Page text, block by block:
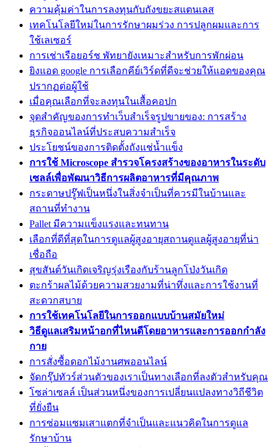
ความคุ้มค่าในการลงทุนกับถังขยะสแตนเลส
เทคโนโลยีใหม่ในการรักษาผมร่วง การปลูกผมและการ
ใช้เลเซอร์
การเช่าเรือยอร์ช พัทยายังเหมาะสำหรับการพักผ่อน
ยิงแอด google การเลือกคีย์เวิร์ดที่ดีจะช่วยให้แอดของคุณ
ปรากฏต่อผู้ใช้
เมื่อคุณเลือกที่จะลงทุนในเสื้อคอปก
จุดสำคัญของการทำเว็บสำเร็จรูปขายของ: การสร้าง
ธุรกิจออนไลน์ที่ประสบความสำเร็จ
ประโยชน์ของการติดตั้งถังแช่น้ำแข็ง
การใช้ Microscope สำรวจโครงสร้างของอาหารในระดับ
เซลล์เพื่อพัฒนาวิธีการผลิตอาหารที่มีคุณภาพ
กระดาษปรู๊ฟเป็นหนึ่งในสิ่งจำเป็นที่ควรมีในบ้านและ
สถานที่ทำงาน
Pallet มีความแข็งแรงและทนทาน
เลือกที่ดีที่สุดในการดูแลผู้สูงอายุสถานดูแลผู้สูงอายุที่น่า
เชื่อถือ
สุขสันต์วันเกิดเจริญรุ่งเรืองกับร้านลูกโป่งวันเกิด
ตะกร้าผลไม้ด้วยความสวยงามที่น่าทึ่งและการใช้งานที่
สะดวกสบาย
การใช้เทคโนโลยีในการออกแบบบ้านสมัยใหม่
วิธีดูแลเสริมหน้าอกที่ไหนดีโดยอาหารและการออกกำลัง
กาย
การสั่งซื้อดอกไม้งานศพออนไลน์
จัดกรุ๊ปทัวร์ส่วนตัวของเราเป็นทางเลือกที่ลงตัวสำหรับคุณ
โซล่าเซลล์ เป็นส่วนหนึ่งของการเปลี่ยนแปลงทางวิถีชีวิต
ที่ยั่งยืน
การซ่อมแซมเสาแตกที่จำเป็นและแนวคิดในการดูแล
รักษาบ้าน